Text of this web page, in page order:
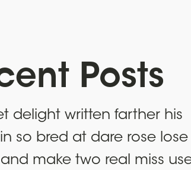
Posts
delight written farther his
so bred at dare rose lose
make two real miss